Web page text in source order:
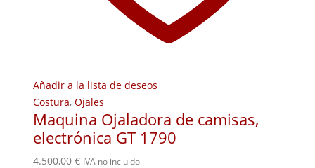
Añadir a la lista de deseos
Costura, Ojales
Maquina Ojaladora de camisas,
electrónica GT 1790
4.500,00 € IVA no incluido